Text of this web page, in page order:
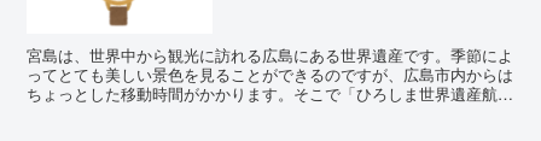
宮島は、世界中から観光に訪れる広島にある世界遺産です。季節によ
ってとても美しい景色を見ることができるのですが、広島市内からは
ちょっとした移動時間がかかります。そこで「ひろしま世界遺産航